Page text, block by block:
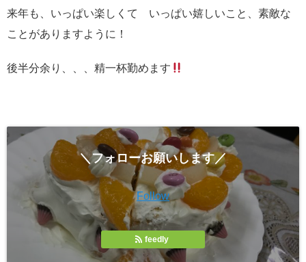
来年も、いっぱい楽しくて いっぱい嬉しいこと、素敵な
ことがありますように！
後半分余り、、、精一杯勤めます
＼フォローお願いします／
Follow
feedly